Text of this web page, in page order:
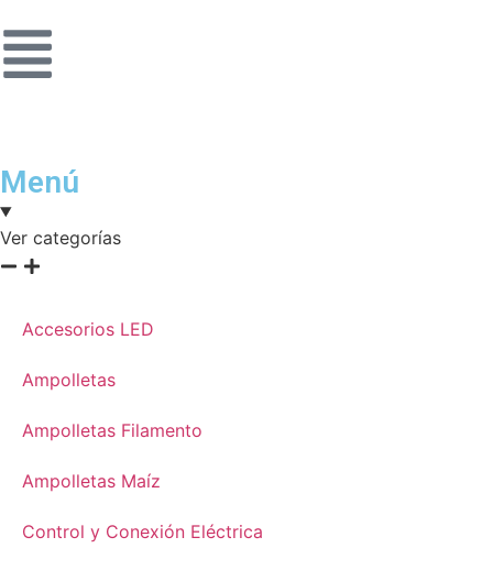
Menú
Ver categorías
Accesorios LED
Ampolletas
Ampolletas Filamento
Ampolletas Maíz
Control y Conexión Eléctrica